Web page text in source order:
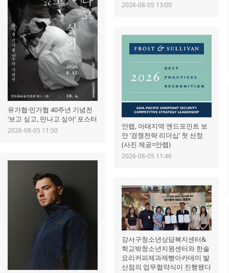
2026-08-05 13:00
유가협·민가협 40주년 기념전
‘보고 싶고, 만나고 싶어’ 포스터
2026-08-05 11:50
안랩, 아태지역 엔드포인트 보
안 ‘경쟁전략 리더십’ 첫 선정
(사진 제공=안랩)
2026-08-05 11:46
강서구청소년상담복지센터&
학교밖청소년지원센터와 한솔
요리커피제과제빵아카데미 발
산점의 업무협약식이 진행됐다